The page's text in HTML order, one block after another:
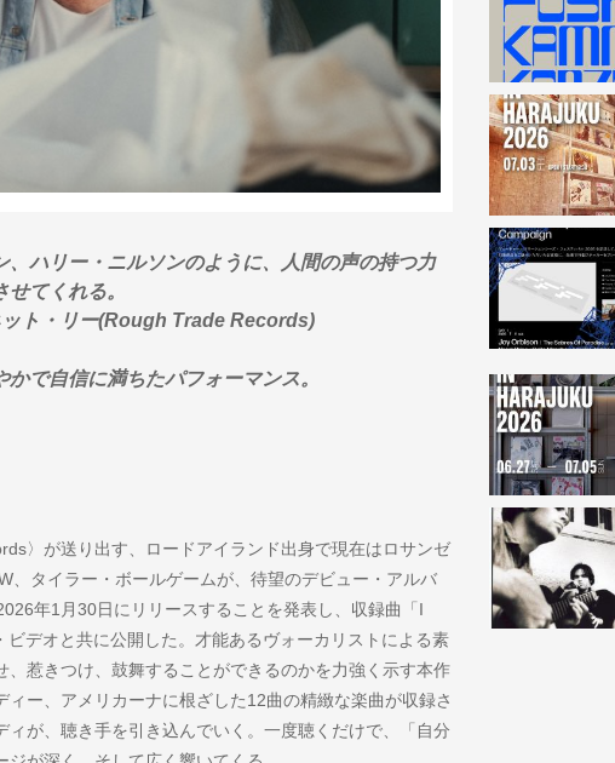
、ハリー・ニルソンのように、人間の声の持つ力
てくれる。
ト・リー(Rough Trade Records)
で自信に満ちたパフォーマンス。
〉が送り出す、ロードアイランド出身で現在はロサンゼ
、タイラー・ボールゲームが、待望のデビュー・アルバ
年1月30日にリリースすることを発表し、収録曲「I
デオと共に公開した。才能あるヴォーカリストによる素
、惹きつけ、鼓舞することができるのかを力強く示す本作
ー、アメリカーナに根ざした12曲の精緻な楽曲が収録さ
ィが、聴き手を引き込んでいく。一度聴くだけで、「自分